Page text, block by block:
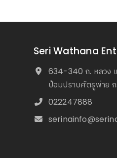
Seri Wathana
634-340 ถ. หลวง
ป้อมปราบศัตรูพ่าย
022247888